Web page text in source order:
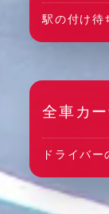
駅の付け待
全車カ
ドライバー